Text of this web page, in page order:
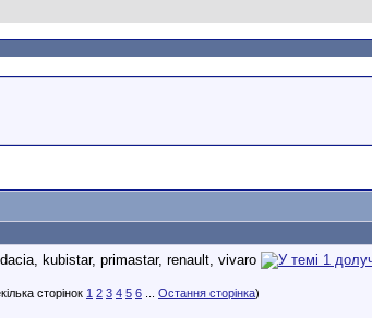
1 2 3 4 5 6 Остання сторінка)